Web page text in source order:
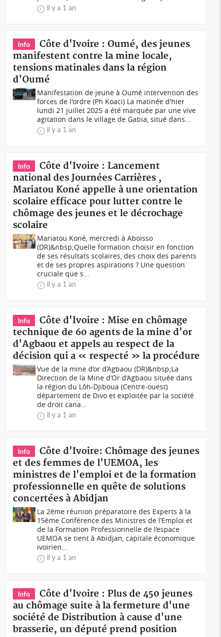
il y a 1 an
Info
Côte d'Ivoire : Oumé, des jeunes
manifestent contre la mine locale,
tensions matinales dans la région
d'Oumé
Manifestation de jeune à Oumé intervention des
forces de l'ordre (Ph Koaci) La matinée d'hier
lundi 21 juillet 2025 a été marquée par une vive
agitation dans le village de Gabia, situé dans...
il y a 1 an
Info
Côte d'Ivoire : Lancement
national des Journées Carrières ,
Mariatou Koné appelle à une orientation
scolaire efficace pour lutter contre le
chômage des jeunes et le décrochage
scolaire
Mariatou Koné, mercredi à Aboisso
(DR)&nbsp;Quelle formation choisir en fonction
de ses résultats scolaires, des choix des parents
et de ses propres aspirations ? Une question
cruciale que s...
il y a 1 an
Info
Côte d'Ivoire : Mise en chômage
technique de 60 agents de la mine d'or
d'Agbaou et appels au respect de la
décision qui a « respecté » la procédure
Vue de la mine d’or d’Agbaou (DR)&nbsp;La
Direction de la Mine d’Or d’Agbaou située dans
la région du Lôh-Djiboua (Centre-ouest)
département de Divo et exploitée par la société
de droit cana...
il y a 1 an
Info
Côte d'Ivoire: Chômage des jeunes
et des femmes de l'UEMOA, les
ministres de l'emploi et de la formation
professionnelle en quête de solutions
concertées à Abidjan
La 2ème réunion préparatoire des Experts à la
15ème Conférence des Ministres de l’Emploi et
de la Formation Professionnelle de l’espace
UEMOA se tient à Abidjan, capitale économique
ivoirien...
il y a 1 an
Info
Côte d'Ivoire : Plus de 450 jeunes
au chômage suite à la fermeture d'une
société de Distribution à cause d'une
brasserie, un député prend position